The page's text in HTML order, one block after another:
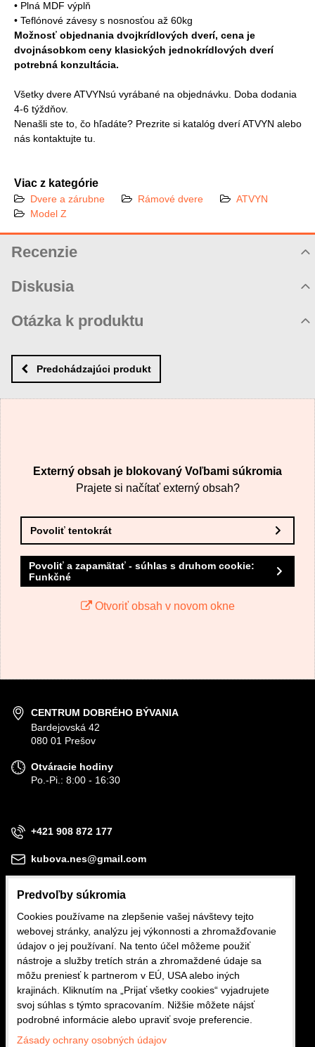
• Plná MDF výplň
• Teflónové závesy s nosnosťou až 60kg
Možnosť objednania dvojkrídlových dverí, cena je
dvojnásobkom ceny klasických jednokrídlových dverí
potrebná konzultácia.
Všetky dvere ATVYNsú vyrábané na objednávku. Doba dodania
4-6 týždňov.
Nenašli ste to, čo hľadáte? Prezrite si katalóg dverí ATVYN alebo
nás kontaktujte tu.
Viac z kategórie
Dvere a zárubne Rámové dvere
ATVYN
Model Z
Recenzie
Diskusia
Zatiaľ nie sú žiadne komentáre! Buďte prvý!
Nový komentár
Otázka k produktu
MENO
VAŠA OTÁZKA K PRODUKTU
Odoslať
Predchádzajúci produkt
Externý obsah je blokovaný Voľbami súkromia
Prajete si načítať externý obsah?
Povoliť tentokrát
Povoliť a zapamätať - súhlas s druhom cookie:
Funkčné
Otvoriť obsah v novom okne
CENTRUM DOBRÉHO BÝVANIA
Bardejovská 42
080 01 Prešov
Otváracie hodiny
Po.-Pi.: 8:00 - 16:30
+421 908 872 177
kubova.nes@gmail.com
Obchodné podmienky
Reklamačné podmienky
Ochrana osobných údajov
Predvoľby súkromia
Cookies používame na zlepšenie vašej návštevy tejto
webovej stránky, analýzu jej výkonnosti a zhromažďovanie
údajov o jej používaní. Na tento účel môžeme použiť
nástroje a služby tretích strán a zhromaždené údaje sa
môžu preniesť k partnerom v EÚ, USA alebo iných
krajinách. Kliknutím na „Prijať všetky cookies“ vyjadrujete
svoj súhlas s týmto spracovaním. Nižšie môžete nájsť
podrobné informácie alebo upraviť svoje preferencie.
Zásady ochrany osobných údajov